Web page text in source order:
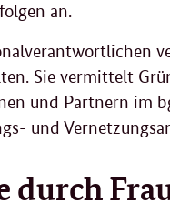
an.
Sie vermittelt
und Partnern im
und
durch